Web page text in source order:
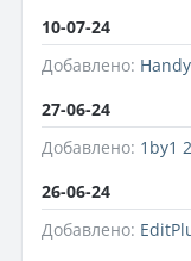
10-07-24
Добавлено:
27-06-24
Добавлено: 1by1
26-06-24
Добавлено: